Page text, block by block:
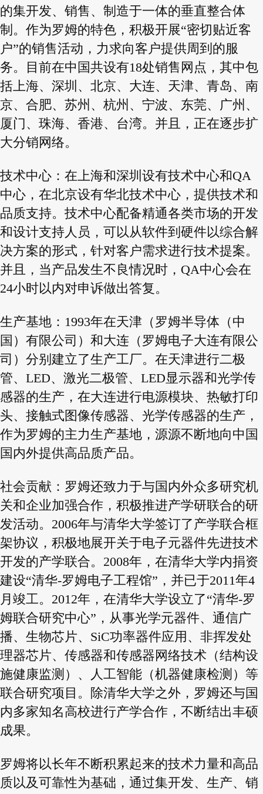
的集开发、销售、制造于一体的垂直整合体
制。作为罗姆的特色，积极开展“密切贴近客
户”的销售活动，力求向客户提供周到的服
务。目前在中国共设有18处销售网点，其中包
括上海、深圳、北京、大连、天津、青岛、南
京、合肥、苏州、杭州、宁波、东莞、广州、
厦门、珠海、香港、台湾。并且，正在逐步扩
大分销网络。
技术中心：在上海和深圳设有技术中心和QA
中心，在北京设有华北技术中心，提供技术和
品质支持。技术中心配备精通各类市场的开发
和设计支持人员，可以从软件到硬件以综合解
决方案的形式，针对客户需求进行技术提案。
并且，当产品发生不良情况时，QA中心会在
24小时以内对申诉做出答复。
生产基地：1993年在天津（罗姆半导体（中
国）有限公司）和大连（罗姆电子大连有限公
司）分别建立了生产工厂。在天津进行二极
管、LED、激光二极管、LED显示器和光学传
感器的生产，在大连进行电源模块、热敏打印
头、接触式图像传感器、光学传感器的生产，
作为罗姆的主力生产基地，源源不断地向中国
国内外提供高品质产品。
社会贡献：罗姆还致力于与国内外众多研究机
关和企业加强合作，积极推进产学研联合的研
发活动。2006年与清华大学签订了产学联合框
架协议，积极地展开关于电子元器件先进技术
开发的产学联合。2008年，在清华大学内捐资
建设“清华-罗姆电子工程馆”，并已于2011年4
月竣工。2012年，在清华大学设立了“清华-罗
姆联合研究中心”，从事光学元器件、通信广
播、生物芯片、SiC功率器件应用、非挥发处
理器芯片、传感器和传感器网络技术（结构设
施健康监测）、人工智能（机器健康检测）等
联合研究项目。除清华大学之外，罗姆还与国
内多家知名高校进行产学合作，不断结出丰硕
成果。
罗姆将以长年不断积累起来的技术力量和高品
质以及可靠性为基础，通过集开发、生产、销